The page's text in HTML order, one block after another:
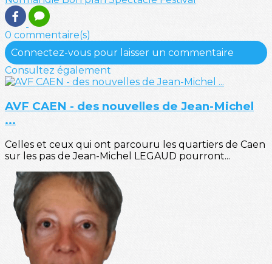
0 commentaire(s)
Connectez-vous pour laisser un commentaire
Consultez également
AVF CAEN - des nouvelles de Jean-Michel
...
Celles et ceux qui ont parcouru les quartiers de Caen
sur les pas de Jean-Michel LEGAUD pourront...